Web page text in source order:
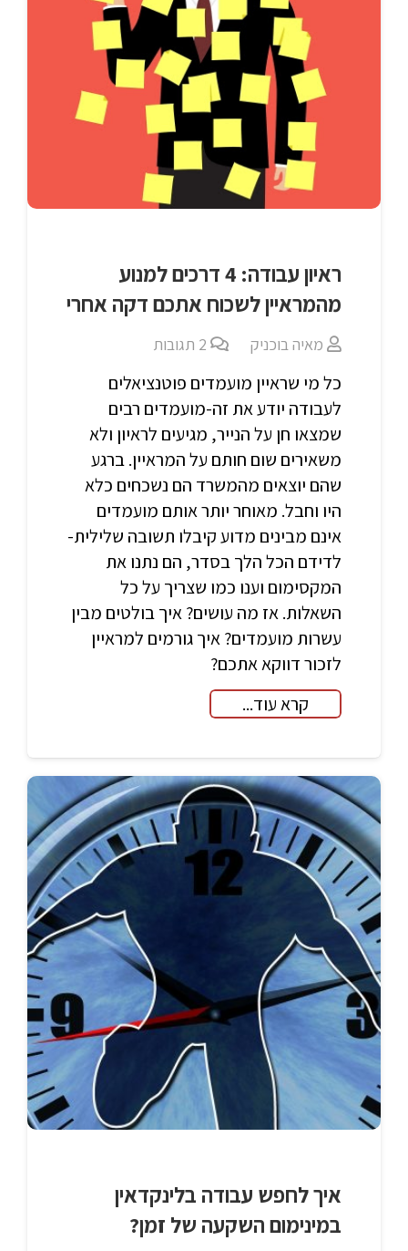
ראיון עבודה: 4 דרכים למנוע
מהמראיין לשכוח אתכם דקה אחרי
מאיה בוכניק 2 תגובות
כל מי שראיין מועמדים פוטנציאלים
לעבודה יודע את זה-מועמדים רבים
שמצאו חן על הנייר, מגיעים לראיון ולא
משאירים שום חותם על המראיין. ברגע
שהם יוצאים מהמשרד הם נשכחים כלא
היו וחבל. מאוחר יותר אותם מועמדים
אינם מבינים מדוע קיבלו תשובה שלילית-
לדידם הכל הלך בסדר, הם נתנו את
המקסימום וענו כמו שצריך על כל
השאלות. אז מה עושים? איך בולטים מבין
עשרות מועמדים? איך גורמים למראיין
לזכור דווקא אתכם?
קרא עוד...
איך לחפש עבודה בלינקדאין
במינימום השקעה של זמן?